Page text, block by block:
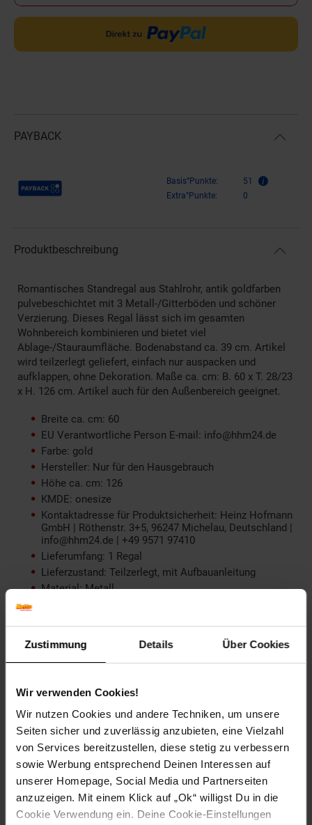
Zustimmung Details Über Cookies
Wir verwenden Cookies!
Wir nutzen Cookies und andere Techniken, um unsere
Seiten sicher und zuverlässig anzubieten, eine Vielzahl
von Services bereitzustellen, diese stetig zu verbessern
sowie Werbung entsprechend Deinen Interessen auf
unserer Homepage, Social Media und Partnerseiten
anzuzeigen. Mit einem Klick auf „Ok“ willigst Du in die
Cookie Verwendung ein. Deine Cookie-Einstellungen
PAYBACK
Payback Punkte Basis°Punkte:
51
Extra°Punkte:
0
Produktbeschreibung
Romantisches Standregal aus Stahlrohr, antik goldfarben
pulvebeschichtet mit 3 Metall-/Gitterböden und schöner
Verzierung. Dieses Regal lässt sich im gesamten
Wohnbereich kombinieren und bietet viel
Ablage-/Stauraumfläche. Bodenabstand ca. 39 cm. Artikel
wird teilzerlegt geliefert, einfach nur auspacken und
aufklappen, ohne Dekoration. Maße ca. cm: B. 60 x T. 28/23
x H. 126 cm. Artikel auch für den Außenbereich geeignet.
Breite ca. cm: 60
EU Verantwortliche Person E-mail: info@hhm24.de
Farbe: gold
Hersteller: Nur für den Hausgebrauch
Höhe ca. cm: 126
KMDE: onesize
Kontaktadresse für Produktsicherheit: Heinz Hofmann
GmbH | Röthenstr. 3+5, 96247 Michelau, Deutschland |
info@hhm24.de | +49 9571 97410
Lieferumfang: 1 Regal
Lieferzustand: Teilzerlegt, mit Aufbauanleitung
Material: Metall
97410: Heinz Hofmann GmbH | Röthenstr. 3+5, 96247
Michelau, Deutschland | info@hhm24.de | +49 9571
Versand: Paketversand
Artikelnummer: 1939498000
EAN: 4046884059662
Artikel gehört zur Kategorie:Wohnwände, Vitrinen & Regale